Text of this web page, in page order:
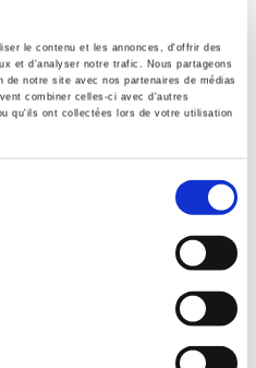
le contenu et les annonces, d'offrir des
et d'analyser notre trafic. Nous partageons
notre site avec nos partenaires de médias
combiner celles-ci avec d'autres
qu'ils ont collectées lors de votre utilisation
l'analyse économique